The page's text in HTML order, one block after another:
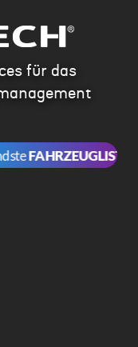
für das
FAHRZEUGLISTEaller